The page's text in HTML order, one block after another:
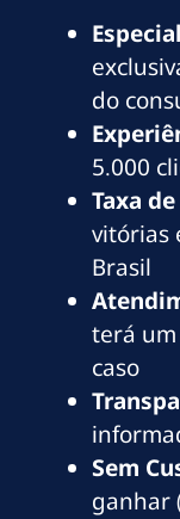
do
5.000
Taxa
vitórias
Brasil
terá
caso
Sem
ganhar